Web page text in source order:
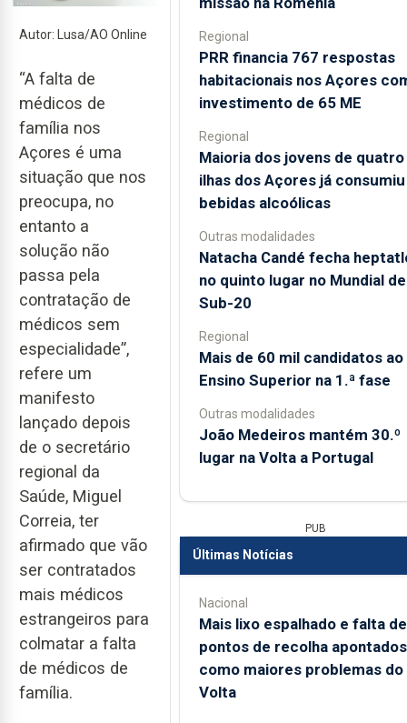
Autor: Lusa/AO Online
“A falta de
médicos de
família nos
Açores é uma
situação que nos
preocupa, no
entanto a
solução não
passa pela
contratação de
médicos sem
especialidade”,
refere um
manifesto
lançado depois
de o secretário
regional da
Saúde, Miguel
Correia, ter
afirmado que vão
ser contratados
mais médicos
estrangeiros para
colmatar a falta
de médicos de
família.
Regional
PRR financia 767 respostas
habitacionais nos Açores
investimento de 65 ME
Regional
Maioria dos jovens de quatro
ilhas dos Açores já consumiu
bebidas alcoólicas
Outras modalidades
Natacha Candé fecha
no quinto lugar no Mundial de
Sub-20
Regional
Mais de 60 mil candidatos ao
Ensino Superior na 1.ª fase
Outras modalidades
João Medeiros mantém 30.º
lugar na Volta a Portugal
PUB
Últimas Notícias
Nacional
Mais lixo espalhado e falta de
pontos de recolha apontados
como maiores problemas do
Volta